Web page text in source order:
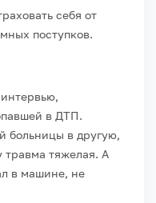
себя от
поступков.
в ДТП.
больницы в другую,
травма тяжелая. А
в машине, не